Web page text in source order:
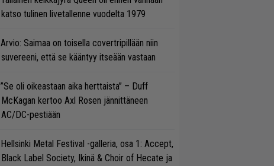
katso tulinen livetallenne vuodelta 1979
Arvio: Saimaa on toisella covertripillään niin
suvereeni, että se kääntyy itseään vastaan
”Se oli oikeastaan aika herttaista” – Duff
McKagan kertoo Axl Rosen jännittäneen
AC/DC-pestiään
Hellsinki Metal Festival -galleria, osa 1: Accept,
Black Label Society, Ikinä & Choir of Hecate ja